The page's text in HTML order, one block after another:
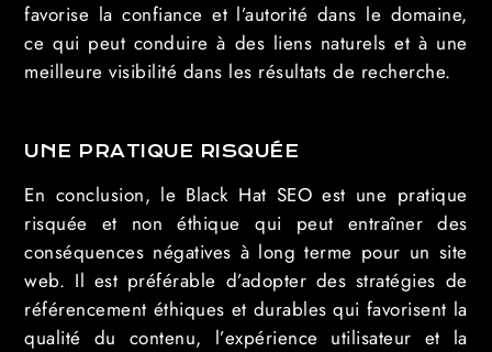
favorise la confiance et l’autorité dans le domaine,
ce qui peut conduire à des liens naturels et à une
meilleure visibilité dans les résultats de recherche.
UNE PRATIQUE RISQUÉE
En conclusion, le Black Hat SEO est une pratique
risquée et non éthique qui peut entraîner des
conséquences négatives à long terme pour un site
web. Il est préférable d’adopter des stratégies de
référencement éthiques et durables qui favorisent la
qualité du contenu, l’expérience utilisateur et la